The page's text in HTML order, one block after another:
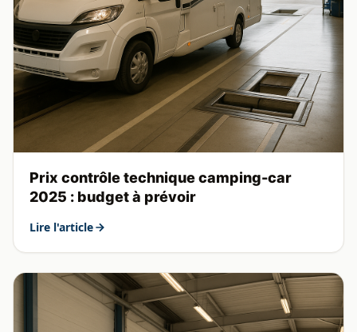
Prix contrôle technique camping-car
2025 : budget à prévoir
Lire l'article